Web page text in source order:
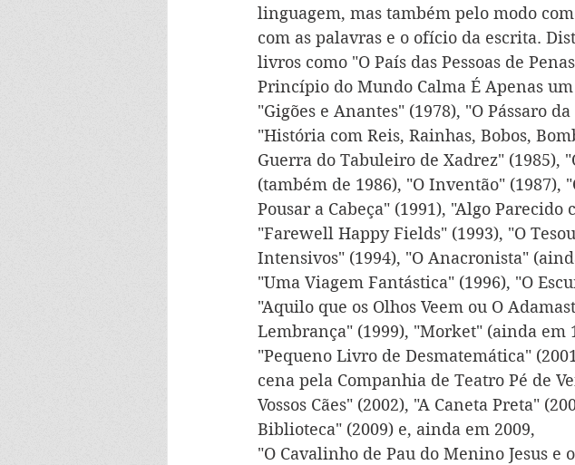
linguagem, mas também pelo modo
com as palavras e o ofício da escrita.
livros como "O País das Pessoas de
Princípio do Mundo Calma É Apenas
"Gigões e Anantes" (1978), "O Pássaro
"História com Reis, Rainhas, Bobos,
Guerra do Tabuleiro de Xadrez" (1985),
(também de 1986), "O Inventão" (1987),
Pousar a Cabeça" (1991), "Algo
"Farewell Happy Fields" (1993), "O
Intensivos" (1994), "O Anacronista"
"Uma Viagem Fantástica" (1996), "O
"Aquilo que os Olhos Veem ou O
Lembrança" (1999), "Morket" (ainda em
"Pequeno Livro de Desmatemática"
cena pela Companhia de Teatro Pé de
Vossos Cães" (2002), "A Caneta Preta"
Biblioteca" (2009) e, ainda em 2009,
"O Cavalinho de Pau do Menino Jesus e